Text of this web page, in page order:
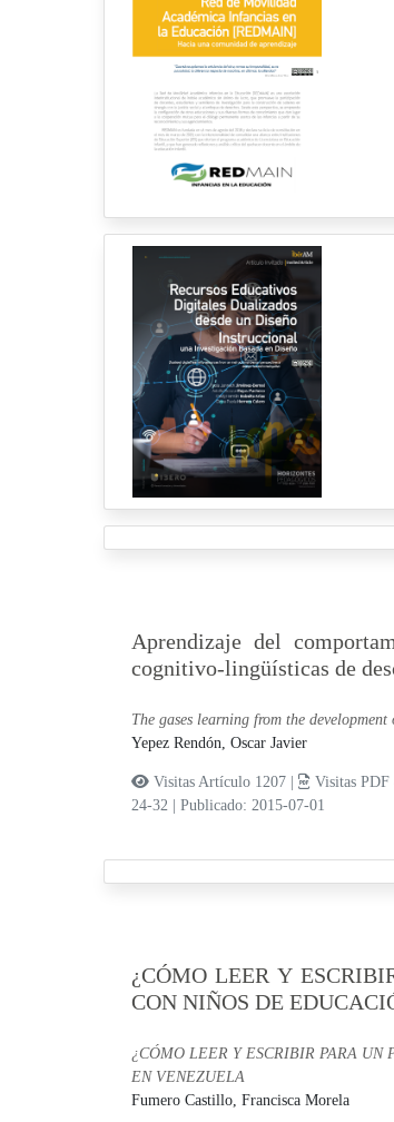
Aprendizaje del
cognitivo-lingüísticas de
The gases learning from the
Yepez Rendón, Oscar Javier
Visitas Artículo 1207 |
Visitas PDF
24-32
Publicado: 2015-07-01
¿CÓMO LEER Y
CON NIÑOS DE
¿CÓMO LEER Y ESCRIBIR PARA
EN VENEZUELA
Fumero Castillo, Francisca Morela